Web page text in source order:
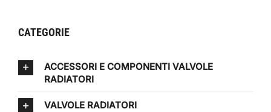
CATEGORIE
ACCESSORI E COMPONENTI VALVOLE
RADIATORI
VALVOLE RADIATORI